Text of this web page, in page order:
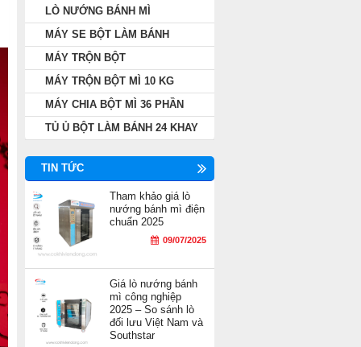
LÒ NƯỚNG BÁNH MÌ
MÁY SE BỘT LÀM BÁNH
MÁY TRỘN BỘT
MÁY TRỘN BỘT MÌ 10 KG
MÁY CHIA BỘT MÌ 36 PHẦN
TỦ Ủ BỘT LÀM BÁNH 24 KHAY
TIN TỨC
Tham khảo giá lò
nướng bánh mì điện
chuẩn 2025
09/07/2025
Giá lò nướng bánh
mì công nghiệp
2025 – So sánh lò
đối lưu Việt Nam và
Southstar